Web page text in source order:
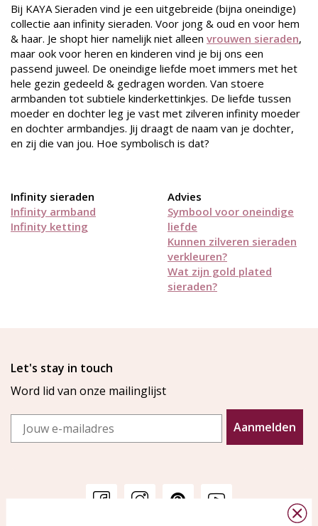
Bij KAYA Sieraden vind je een uitgebreide (bijna oneindige)
collectie aan infinity sieraden. Voor jong & oud en voor hem
& haar. Je shopt hier namelijk niet alleen vrouwen sieraden,
maar ook voor heren en kinderen vind je bij ons een
passend juweel. De oneindige liefde moet immers met het
hele gezin gedeeld & gedragen worden. Van stoere
armbanden tot subtiele kinderkettinkjes. De liefde tussen
moeder en dochter leg je vast met zilveren infinity moeder
en dochter armbandjes. Jij draagt de naam van je dochter,
en zij die van jou. Hoe symbolisch is dat?
Infinity sieraden
Infinity armband
Infinity ketting
Advies
Symbool voor oneindige
liefde
Kunnen zilveren sieraden
verkleuren?
Wat zijn gold plated
sieraden?
Let's stay in touch
Word lid van onze mailinglijst
Email
Aanmelden